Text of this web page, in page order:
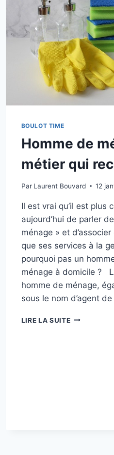
BOULOT TIME
Homme de
métier qui
Par Laurent Bouvard 12
Il est vrai qu’il est plus
aujourd’hui de parler
ménage » et
que ses services à la
pourquoi pas un
ménage à domicile ?
homme de ménage,
sous le nom d’agent
LIRE LA SUITEHOMME